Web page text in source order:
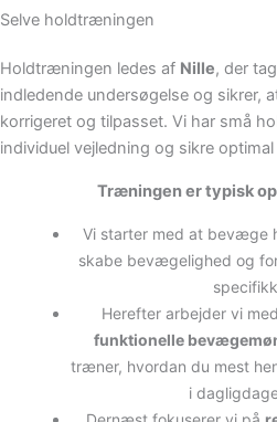
Selve holdtræningen
Holdtræningen ledes af Nille, der
indledende undersøgelse og sikrer,
korrigeret og tilpasset. Vi har små
individuel vejledning og sikre
Træningen er typisk
Vi starter med at bevæge
skabe bevægelighed og
Herefter arbejder vi med
funktionelle
træner, hvordan du mest
i